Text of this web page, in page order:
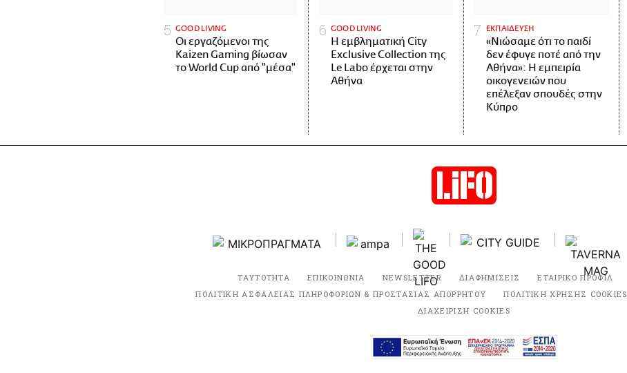
GOOD LIVING
Οι εργαζόμενοι της
Kaizen Gaming βίωσαν
το World Cup από "μέσα"
GOOD LIVING
Η εμβληματική City
Exclusive Collection της
Le Labo έρχεται στην
Αθήνα
ΕΚΠΑΙΔΕΥΣΗ
«Νιώσαμε ότι το παιδί
δεν έφυγε ποτέ από την
Αθήνα»: Η εμπειρία
οικογενειών που
επέλεξαν σπουδές στην
Κύπρο
ΤΑΥΤΟΤΗΤΑ ΕΠΙΚΟΙΝΩΝΙΑ NEWSLETTER ΔΙΑΦΗΜΙΣΕΙΣ ΕΤΑΙΡΙΚΟ ΠΡΟΦΙΛ
ΠΟΛΙΤΙΚΗ ΑΣΦΑΛΕΙΑΣ ΠΛΗΡΟΦΟΡΙΩΝ & ΠΡΟΣΤΑΣΙΑΣ ΑΠΟΡΡΗΤΟΥ
ΠΟΛΙΤΙΚΗ ΧΡΗΣΗΣ COOKIES
ΔΙΑΧΕΙΡΙΣΗ COOKIES